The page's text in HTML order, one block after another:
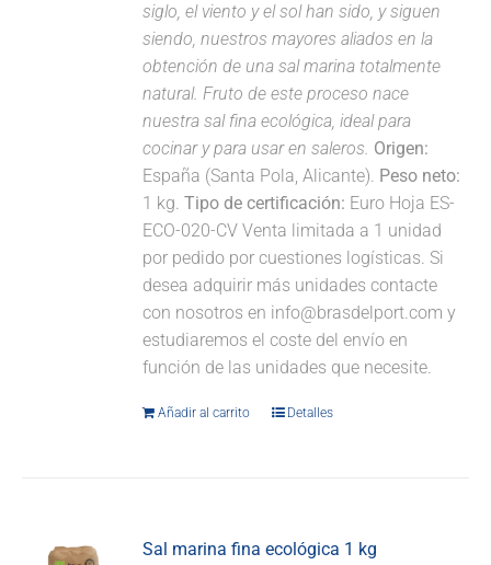
siglo, el viento y el sol han sido, y siguen
siendo, nuestros mayores aliados en la
obtención de una sal marina totalmente
natural. Fruto de este proceso nace
nuestra sal fina ecológica, ideal para
cocinar y para usar en saleros. Origen:
España (Santa Pola, Alicante). Peso neto:
1 kg.Tipo de certificación: Euro Hoja ES-
ECO-020-CV Venta limitada a 1 unidad
por pedido por cuestiones logísticas. Si
desea adquirir más unidades contacte
con nosotros en info@brasdelport.com y
estudiaremos el coste del envío en
función de las unidades que necesite.
Añadir al carrito Detalles
Sal marina fina ecológica 1 kg